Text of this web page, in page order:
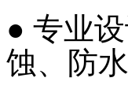
● 专业
蚀、防